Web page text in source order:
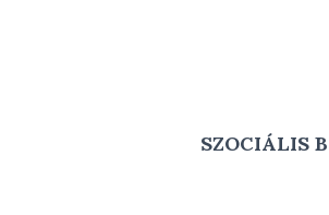
SZOCIÁLIS